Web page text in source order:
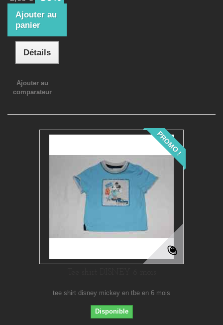
Ajouter au
panier
Détails
Ajouter au
comparateur
PROMO !
tee shirt disney mickey en tbe en 6 mois
Disponible